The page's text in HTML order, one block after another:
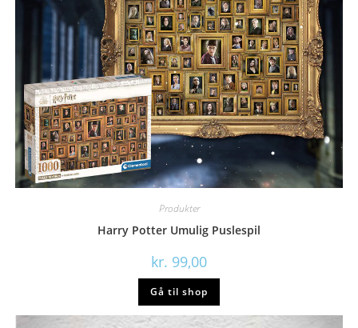
Produkter
Harry Potter Umulig Puslespil
kr. 99,00
Gå til shop